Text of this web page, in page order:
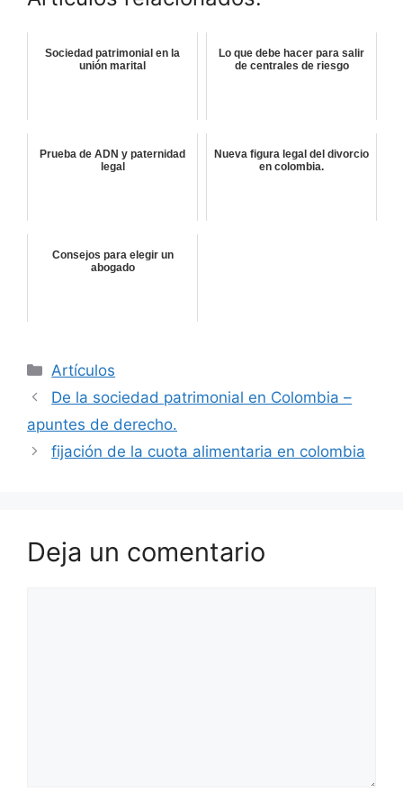
Sociedad patrimonial en la
unión marital
Lo que debe hacer para salir
de centrales de riesgo
Prueba de ADN y paternidad
legal
Nueva figura legal del divorcio
en colombia.
Consejos para elegir un
abogado
Categorías
Artículos
De la sociedad patrimonial en Colombia –
apuntes de derecho.
fijación de la cuota alimentaria en colombia
Deja un comentario